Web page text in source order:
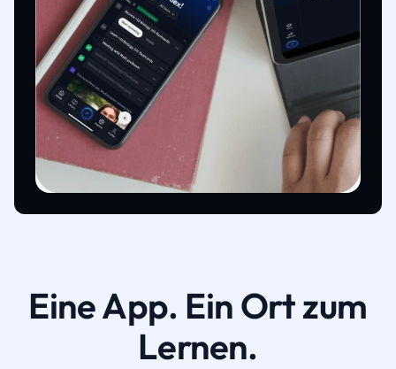
Eine App. Ein Ort zum
Lernen.